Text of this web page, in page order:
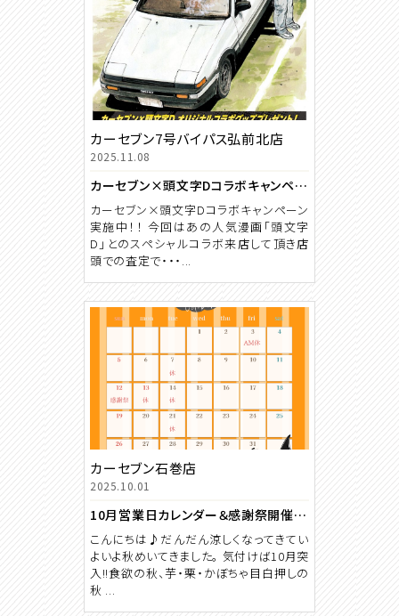
カーセブン7号バイパス弘前北店
2025.11.08
カーセブン×頭文字Dコラボキャンペーン🚗
カーセブン×頭文字Dコラボキャンペーン
実施中！！ 今回はあの人気漫画「頭文字
D」とのスペシャルコラボ来店して頂き店
頭での査定で・・・...
カーセブン石巻店
2025.10.01
10月営業日カレンダー＆感謝祭開催致します♪
こんにちは♪だんだん涼しくなってきてい
よいよ秋めいてきました。 気付けば10月突
入!!食欲の秋、芋・栗・かぼちゃ目白押しの
秋 ...